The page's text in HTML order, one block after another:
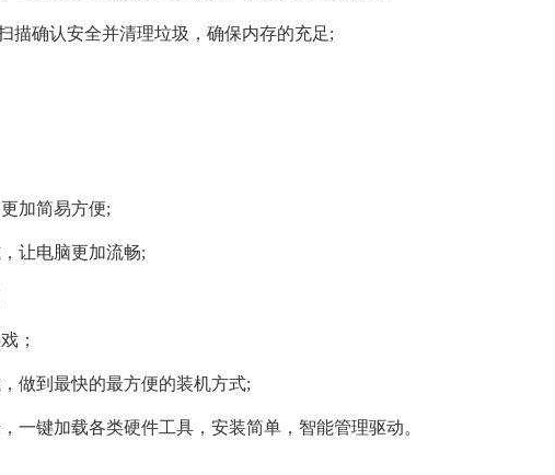
描确认安全并清理垃圾，确保内存的充足;
加简易方便;
让电脑更加流畅;
；
做到最快的最方便的装机方式;
一键加载各类硬件工具，安装简单，智能管理驱动。